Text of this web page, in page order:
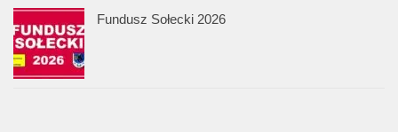
Fundusz Sołecki 2026